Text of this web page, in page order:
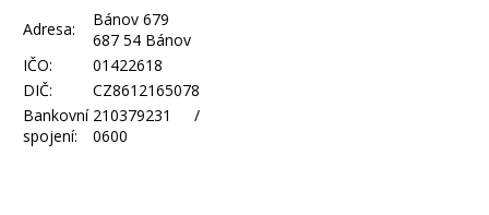
Adresa:
Bánov 679
687 54 Bánov
IČO:
01422618
DIČ:
CZ8612165078
Bankovní
spojení:
210379231 /
0600